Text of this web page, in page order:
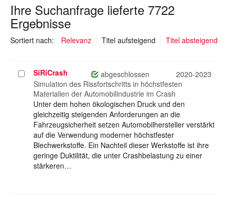
Ihre Suchanfrage lieferte 7722
Ergebnisse
Sortiert nach: Relevanz Titel aufsteigend (ausgewählt)
Titel absteigend
Projekt
auswählen
SiRiCrash abgeschlossen
2020-2023
Simulation des Rissfortschritts in höchstfesten
Materialien der Automobilindustrie im Crash
Unter dem hohen ökologischen Druck und den
gleichzeitig steigenden Anforderungen an die
Fahrzeugsicherheit setzen Automobilhersteller verstärkt
auf die Verwendung moderner höchstfester
Blechwerkstoffe. Ein Nachteil dieser Werkstoffe ist ihre
geringe Duktilität, die unter Crashbelastung zu einer
stärkeren…